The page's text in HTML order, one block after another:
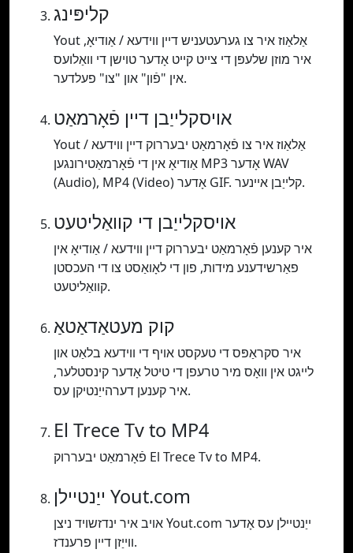
קליפּינג
Yout אַלאַוז איר צו גערעטעניש דיין ווידעא / אַודיאָ,
איר מוזן שלעפּן די צייט קייט אָדער טוישן די וואַלועס
אין "פֿון" און "צו" פעלדער.
אויסקלייַבן דיין פֿאָרמאַט
Yout אַלאַוז איר צו פֿאָרמאַט יבעררוק דיין ווידעא /
אַודיאָ אין די פֿאָרמאַטירונגען MP3 אָדער WAV
(Audio), MP4 (Video) אָדער GIF. קלייַבן איינער.
אויסקלייַבן די קוואַליטעט
איר קענען פֿאָרמאַט יבעררוק דיין ווידעא / אַודיאָ אין
פאַרשידענע מידות, פון די לאָואַסט צו די העכסטן
קוואַליטעט.
קוק מעטאַדאַטאַ
איר סקראַפּס די טעקסט אויף די ווידעא בלאַט און
לייגט אין וואָס מיר טרעפן די טיטל אָדער קינסטלער,
איר קענען דערהייַנטיקן עס.
El Trece Tv to MP4
פֿאָרמאַט יבעררוק El Trece Tv to MP4.
ייַנטיילן Yout.com
אויב איר ינדזשויד ניצן Yout.com ייַנטיילן עס אָדער
ווייַזן דיין פרענדז.